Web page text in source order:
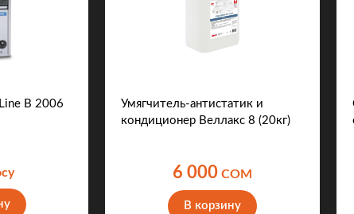
B 2006
Умягчитель-антистатик и
кондиционер Веллакс 8 (20кг)
6 000COM
В корзину